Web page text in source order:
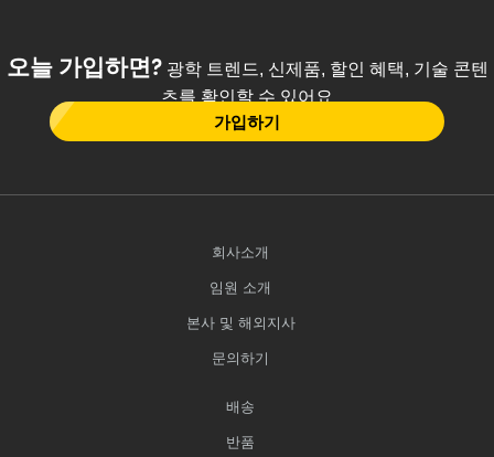
오늘 가입하면?광학 트렌드, 신제품, 할인 혜택, 기술 콘텐
츠를 확인할 수 있어요
가입하기
회사소개
임원 소개
본사 및 해외지사
문의하기
배송
반품